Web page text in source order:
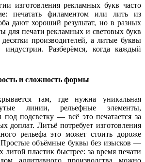
изготовления рекламных букв часто
печатать филаментом или лить из
дают хороший результат, но в разных
для печати рекламных и световых букв
десятки производителей, а литые буквы
индустрии. Разберёмся, когда каждый
и сложность формы
там, где нужна уникальная
линии, рельефные элементы,
под подсветку — всё это печатается за
доплат. Литьё потребует изготовления
рельефа это может стоить дороже
объёмные буквы без изысков —
литой пластик быстрее: за время печати
аддитивного производства можно